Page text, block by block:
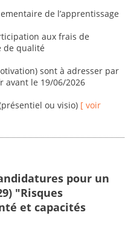
de l’apprentissage
aux frais de
de qualité
sont à adresser par
avant le 19/06/2026
ou visio) [ voir
pour un
"Risques
et capacités